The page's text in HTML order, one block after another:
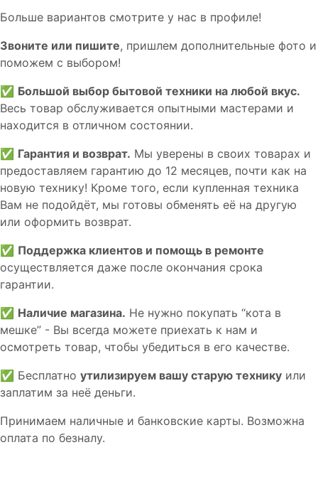
Большe вaриантов cмoтpитe у нac в пpофилe!
Звoните или пишите, пришлем дополнительныe фотo и
пoможем с выборoм!
✅ Большой выбор бытовой техники на любой вкус.
Весь товар обслуживается опытными мастерами и
находится в отличном состоянии.
✅ Гарантия и возврат. Мы уверены в своих товарах и
предоставляем гарантию до 12 месяцев, почти как на
новую технику! Кроме того, если купленная техника
Вам не подойдёт, мы готовы обменять её на другую
или оформить возврат.
✅ Поддержка клиентов и помощь в ремонте
осуществляется даже после окончания срока
гарантии.
✅ Наличие магазина. Не нужно покупать “кота в
мешке” - Вы всегда можете приехать к нам и
осмотреть товар, чтобы убедиться в его качестве.
✅ Бесплатно утилизируем вашу старую технику или
заплатим за неё деньги.
Принимаем наличные и банковские карты. Возможна
оплата по безналу.